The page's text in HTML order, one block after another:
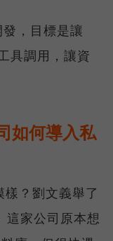
，目標是讓
具調用，讓資
如何導入私
？劉文義舉了
這家公司原本想